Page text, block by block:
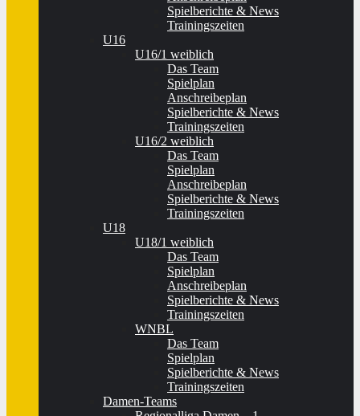
Spielberichte & News
Trainingszeiten
U16
U16/1 weiblich
Das Team
Spielplan
Anschreibeplan
Spielberichte & News
Trainingszeiten
U16/2 weiblich
Das Team
Spielplan
Anschreibeplan
Spielberichte & News
Trainingszeiten
U18
U18/1 weiblich
Das Team
Spielplan
Anschreibeplan
Spielberichte & News
Trainingszeiten
WNBL
Das Team
Spielplan
Spielberichte & News
Trainingszeiten
Damen-Teams